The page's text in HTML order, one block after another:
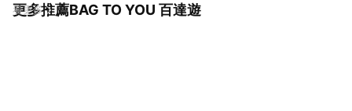
更多推薦BAG TO YOU 百達遊
看更多